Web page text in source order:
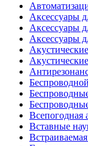
Аксессуары
Аксессуары
Аксессуары
Всепогодная
Вставные